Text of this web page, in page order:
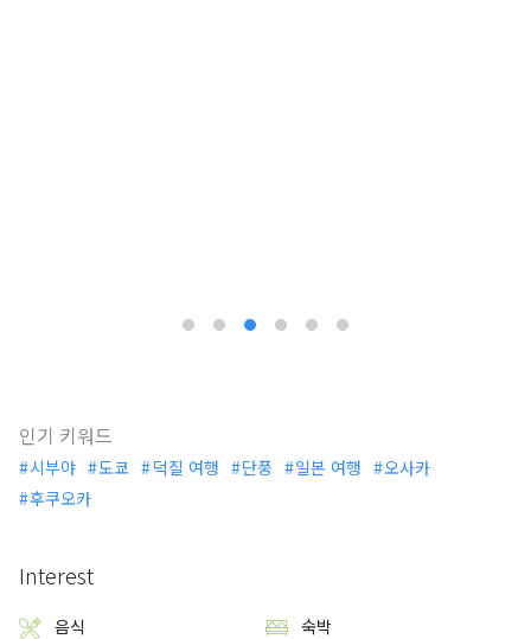
인기 키워드
시부야 도쿄 덕질 여행 단풍 일본 여행
오사카
후쿠오카
Interest
음식 숙박